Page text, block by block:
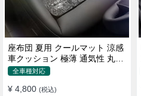
座布団 夏用 クールマット 涼感
車クッション 極薄 通気性 丸洗
いOK すずしい
全車種対応
¥ 4,800 (税込)